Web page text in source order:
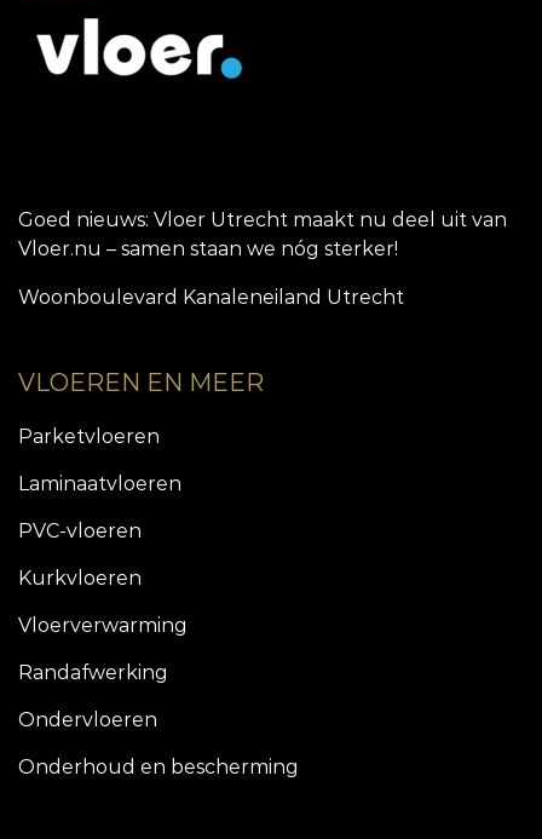
Goed nieuws: Vloer Utrecht maakt nu deel uit van
Vloer.nu – samen staan we nóg sterker!
Woonboulevard Kanaleneiland Utrecht
VLOEREN EN MEER
Parketvloeren
Laminaatvloeren
PVC-vloeren
Kurkvloeren
Vloerverwarming
Randafwerking
Ondervloeren
Onderhoud en bescherming